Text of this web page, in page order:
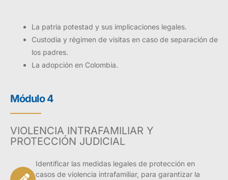
La patria potestad y sus implicaciones legales.
Custodia y régimen de visitas en caso de separación de
los padres.
La adopción en Colombia.
Módulo 4
VIOLENCIA INTRAFAMILIAR Y
PROTECCIÓN JUDICIAL
Identificar las medidas legales de protección en
casos de violencia intrafamiliar, para garantizar la